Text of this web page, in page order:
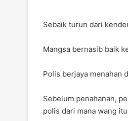
Sebaik turun dari
Mangsa bernasib baik
Polis berjaya menahan
Sebelum penahanan,
polis dari mana wang